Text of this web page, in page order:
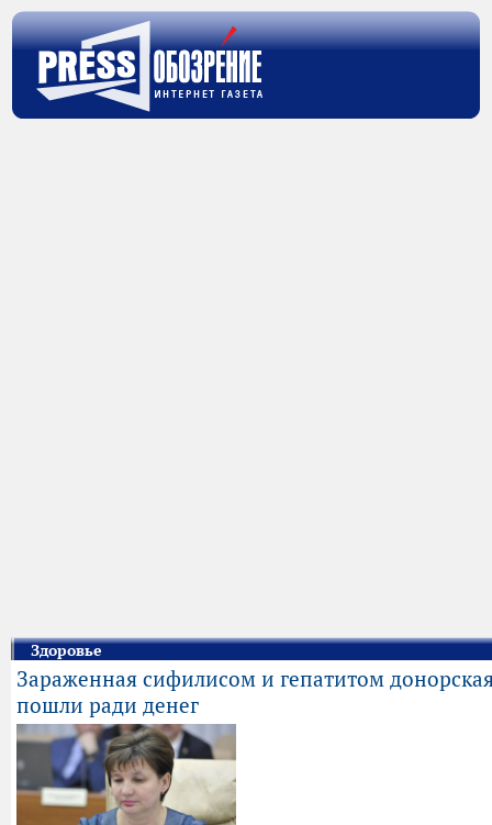
Здоровье
Зараженная сифилисом и гепатитом
пошли ради денег